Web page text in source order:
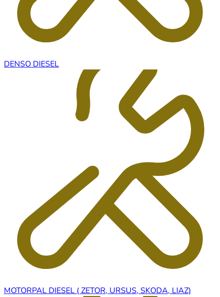
DENSO DIESEL
MOTORPAL DIESEL ( ZETOR, URSUS, SKODA, LIAZ)